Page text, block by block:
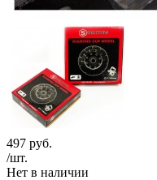
497 руб.
/шт.
Нет в наличии